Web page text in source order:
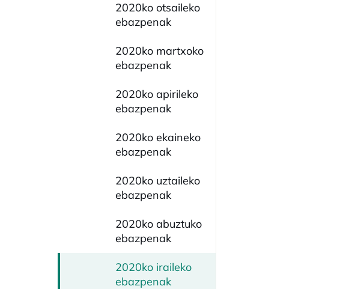
2020ko otsaileko
ebazpenak
2020ko martxoko
ebazpenak
2020ko apirileko
ebazpenak
2020ko ekaineko
ebazpenak
2020ko uztaileko
ebazpenak
2020ko abuztuko
ebazpenak
2020ko iraileko
ebazpenak